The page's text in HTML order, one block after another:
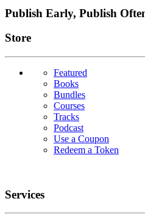
Publish Early, Publish
Links
Store
Featured
Books
Bundles
Courses
Tracks
Podcast
Use a Coupon
Redeem a Token
Services